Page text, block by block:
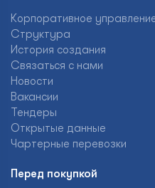
Корпоративное
Структура
История создания
Связаться с нами
Новости
Вакансии
Тендеры
Открытые данные
Чартерные перевозки
Перед покупкой